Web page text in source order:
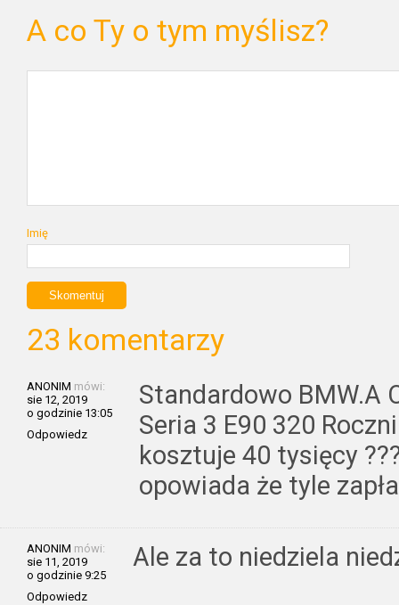
A co Ty o tym myślisz?
Imię
23 komentarzy
ANONIM mówi:
sie 12, 2019
o godzinie 13:05
Odpowiedz
Standardowo BMW.A
Seria 3 E90 320
kosztuje 40 tysięcy
opowiada że tyle
ANONIM mówi:
sie 11, 2019
o godzinie 9:25
Odpowiedz
Ale za to niedziela